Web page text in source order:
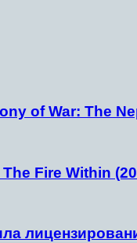
of War: The
Fire Within